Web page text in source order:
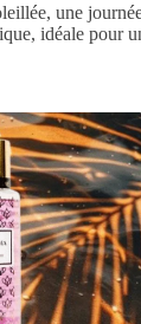
une
idéale pour